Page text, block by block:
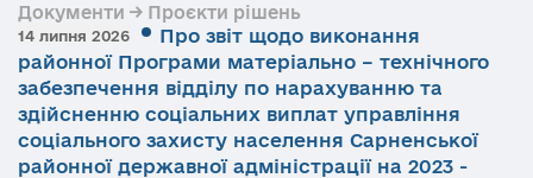
Документи → Проєкти рішень
14 липня 2026
Про звіт щодо виконання
районної Програми матеріально – технічного
забезпечення відділу по нарахуванню та
здійсненню соціальних виплат управління
соціального захисту населення Сарненської
районної державної адміністрації на 2023 -